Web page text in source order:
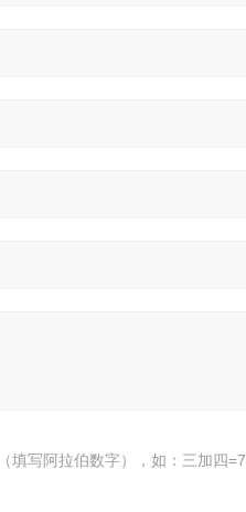
填写阿拉伯数字），如：三加四=7